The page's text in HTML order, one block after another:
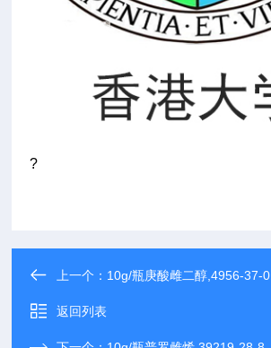
?
上一个： 10g/瓶庚酸雌二醇,4956-37-0
返回列表